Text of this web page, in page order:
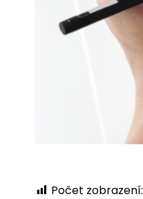
Počet zobrazení: